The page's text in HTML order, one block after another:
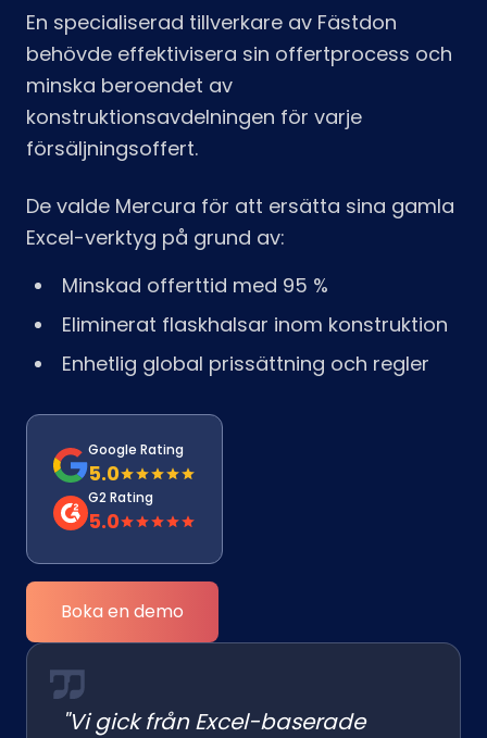
En specialiserad tillverkare av Fästdon
behövde effektivisera sin offertprocess och
minska beroendet av
konstruktionsavdelningen för varje
försäljningsoffert.
De valde Mercura för att ersätta sina gamla
Excel-verktyg på grund av:
Minskad offerttid med 95 %
Eliminerat flaskhalsar inom konstruktion
Enhetlig global prissättning och regler
Google Rating
5.0
G2 Rating
5.0
Boka en demo
"Vi gick från Excel-baserade